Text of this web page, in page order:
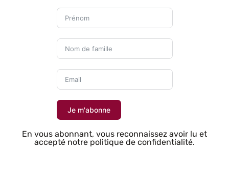
Je m'abonne
En vous abonnant, vous reconnaissez avoir lu et
accepté notre politique de confidentialité.